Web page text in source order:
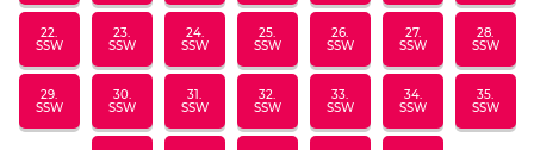
22.
SSW
23.
SSW
24.
SSW
25.
SSW
26.
SSW
27.
SSW
28.
SSW
29.
SSW
30.
SSW
31.
SSW
32.
SSW
33.
SSW
34.
SSW
35.
SSW